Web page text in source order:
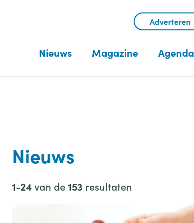
Adverteren
Nieuws Magazine Agenda
Nieuws
1-24van de153 resultaten